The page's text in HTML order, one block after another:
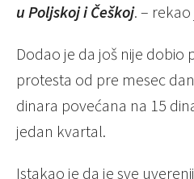
u Poljskoj i Češkoj. –
Dodao je da još nije dobio
protesta od pre mesec
dinara povećana na 15
jedan kvartal.
Istakao je da je sve